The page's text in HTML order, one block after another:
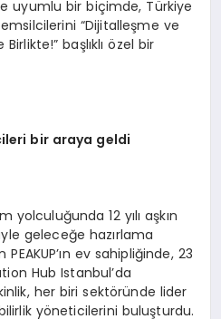
uyumlu bir biçimde, Türkiye
“Dijitalleşme ve
başlıklı özel bir
bir araya geldi
yolculuğunda 12 yılı aşkın
geleceğe hazırlama
ev sahipliğinde, 23
Hub Istanbul’da
her biri sektöründe lider
yöneticilerini buluşturdu.